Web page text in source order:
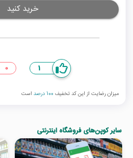
خرید کنید
1
0
میزان رضایت از این کد تخفیف 100 درصد است
سایر کوپن‌های فروشگاه اینترنتی